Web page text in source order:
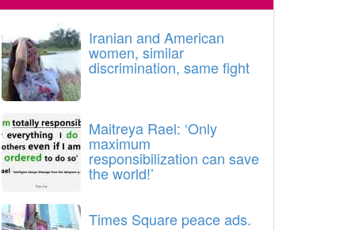
Iranian and American
women, similar
discrimination, same fight
Maitreya Rael: ‘Only
maximum
responsibilization can save
the world!’
Times Square peace ads.